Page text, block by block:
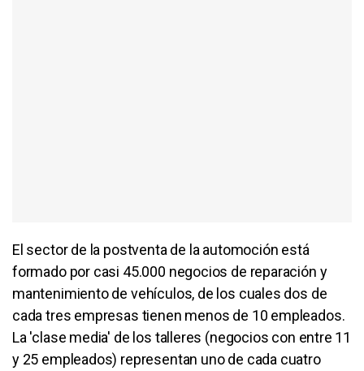
El sector de la postventa de la automoción está
formado por casi 45.000 negocios de reparación y
mantenimiento de vehículos, de los cuales dos de
cada tres empresas tienen menos de 10 empleados.
La 'clase media' de los talleres (negocios con entre 11
y 25 empleados) representan uno de cada cuatro